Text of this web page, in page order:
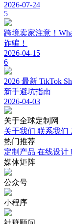
2026-07-24
5
跨境卖家注意！
诈骗！
2026-04-15
6
2026 最新 TikTok
新手避坑指南
2026-04-03
关于全球定制网
关于我们 联系我们
热门推荐
定制产品 在线设计
媒体矩阵
公众号
小程序